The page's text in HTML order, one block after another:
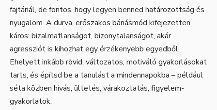
fajtánál, de fontos, hogy legyen benned határozottság és
nyugalom. A durva, erőszakos bánásmód kifejezetten
káros: bizalmatlanságot, bizonytalanságot, akár
agressziót is kihozhat egy érzékenyebb egyedből.
Ehelyett inkább rövid, változatos, motiváló gyakorlásokat
tarts, és építsd be a tanulást a mindennapokba – például
séta közben hívás, ültetés, várakoztatás, figyelem-
gyakorlatok.